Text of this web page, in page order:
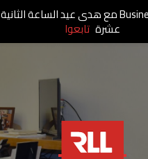
Business Hub مع هدى عيد الساعة الثانية
عشرة تابعوا